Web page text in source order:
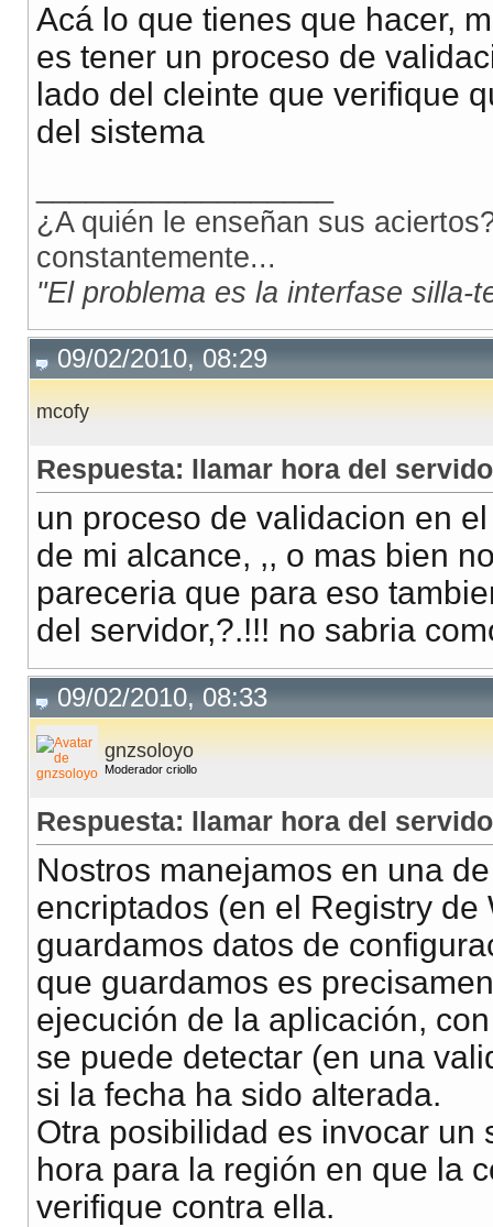
Acá lo que tienes que hacer,
es tener un proceso de
lado del cleinte que verifique
del sistema
¿A quién le enseñan sus
constantemente...
"El problema es la interfase silla-
09/02/2010, 08:29
mcofy
Respuesta: llamar hora del
un proceso de validacion en
de mi alcance, ,, o mas bien
pareceria que para eso
del servidor,?.!!! no sabria
09/02/2010, 08:33
gnzsoloyo
Moderador criollo
Respuesta: llamar hora del
Nostros manejamos en una
encriptados (en el Registry
guardamos datos de
que guardamos es
ejecución de la aplicación,
se puede detectar (en una
si la fecha ha sido alterada.
Otra posibilidad es invocar un
hora para la región en que la
verifique contra ella.